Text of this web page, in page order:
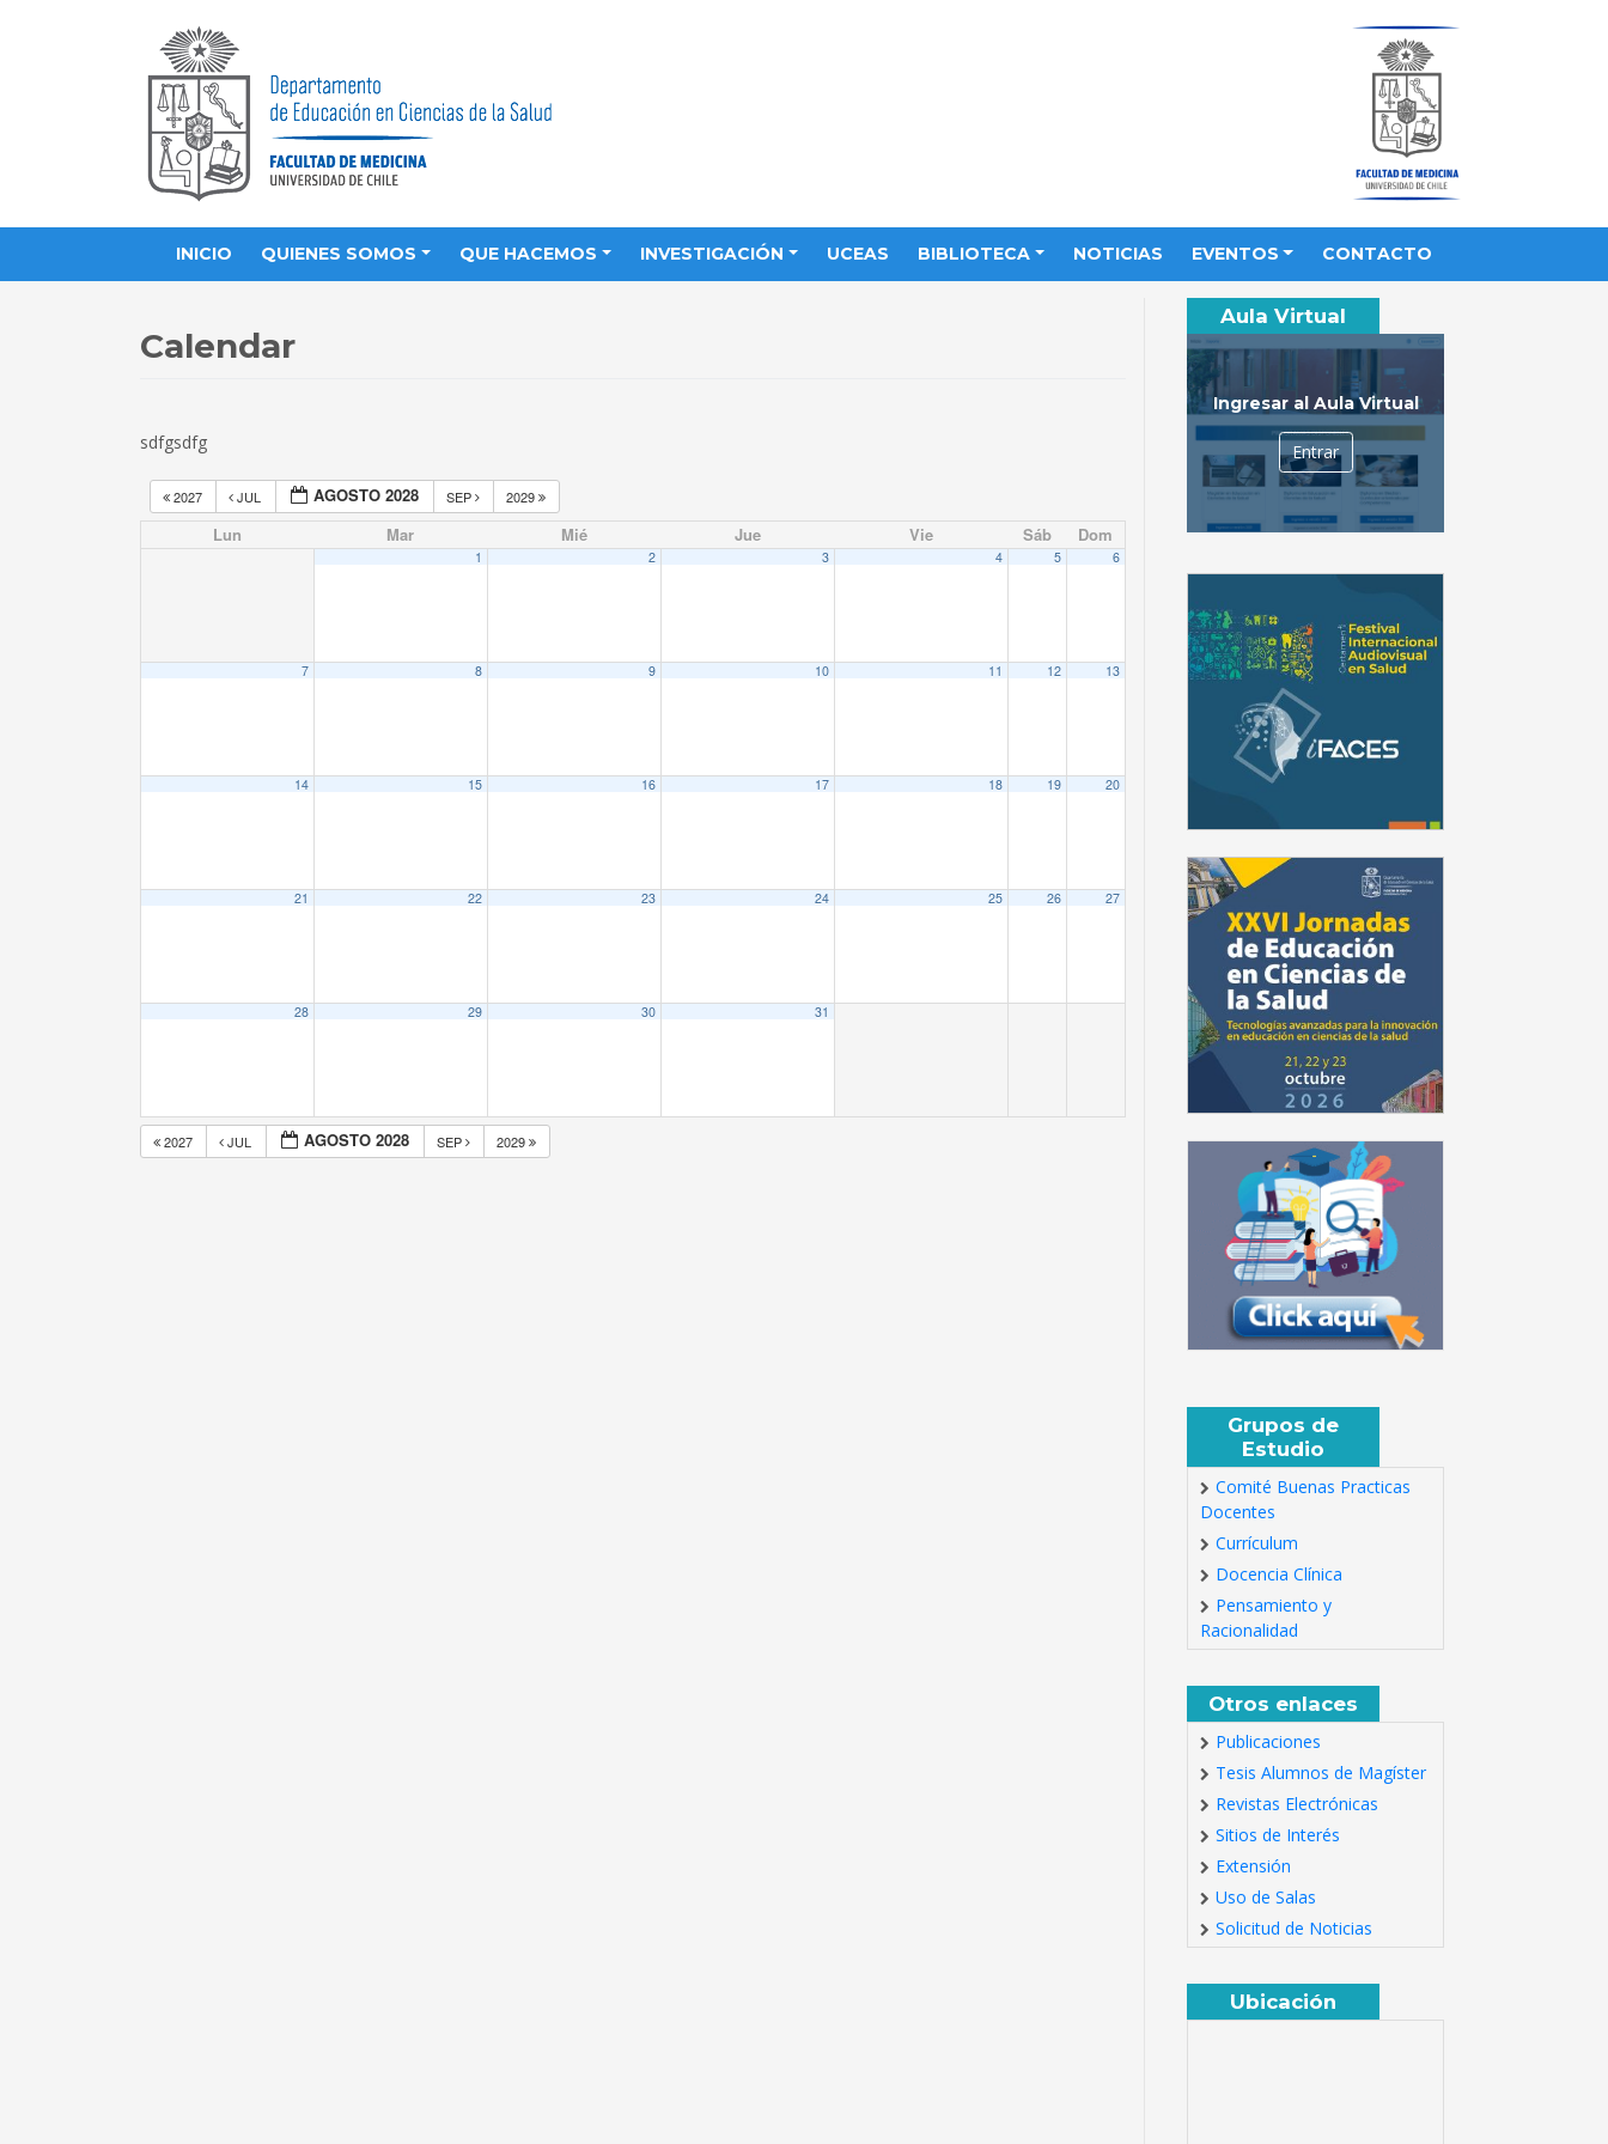
INICIO QUIENES SOMOS QUE HACEMOS INVESTIGACIÓN UCEAS BIBLIOTECA NOTICIAS EVENTOS CONTACTO
Calendar
sdfgsdfg
2027 JUL AGOSTO 2028 SEP 2029
Lun Mar Mié Jue Vie Sáb Dom
1 2 3 4 5 6
7 8 9 10 11 12 13
14 15 16 17 18 19 20
21 22 23 24 25 26 27
28 29 30 31
2027 JUL AGOSTO 2028 SEP 2029
Aula Virtual
Ingresar al Aula Virtual
Entrar
Grupos de
Estudio
Comité Buenas Practicas
Docentes
Currículum
Docencia Clínica
Pensamiento y
Racionalidad
Otros enlaces
Publicaciones
Tesis Alumnos de Magíster
Revistas Electrónicas
Sitios de Interés
Extensión
Uso de Salas
Solicitud de Noticias
Ubicación